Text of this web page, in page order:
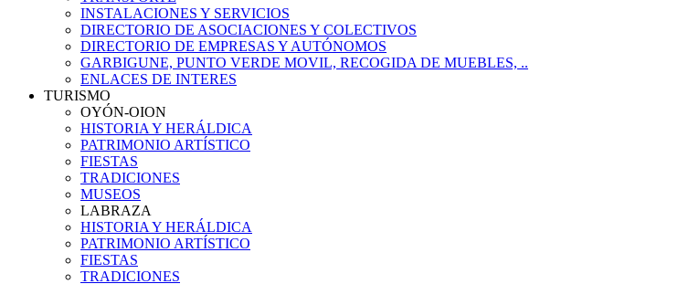
INSTALACIONES Y SERVICIOS
DIRECTORIO DE ASOCIACIONES Y COLECTIVOS
DIRECTORIO DE EMPRESAS Y AUTÓNOMOS
GARBIGUNE, PUNTO VERDE MOVIL, RECOGIDA DE MUEBLES, ..
ENLACES DE INTERES
TURISMO
OYÓN-OION
HISTORIA Y HERÁLDICA
PATRIMONIO ARTÍSTICO
FIESTAS
TRADICIONES
MUSEOS
LABRAZA
HISTORIA Y HERÁLDICA
PATRIMONIO ARTÍSTICO
FIESTAS
TRADICIONES